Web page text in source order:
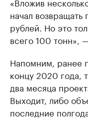
начал
рублей. Но это
всего 100 тонн»,
Напомним, ранее
концу 2020 года,
два месяца
Выходит, либо
последние